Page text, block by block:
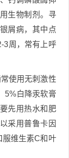
生物制剂。寻
屑病，其中点
3周，常有上呼
使用无刺激性
5%白降汞软膏
先用热水和肥
采用普鲁卡因
服维生素C和叶